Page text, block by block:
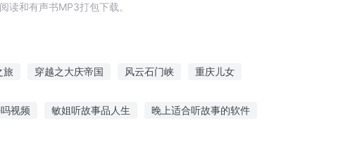
读和有声书MP3打包下载。
旅 穿越之大庆帝国 风云石门峡 重庆儿女
视频 敏姐听故事品人生 晚上适合听故事的软件